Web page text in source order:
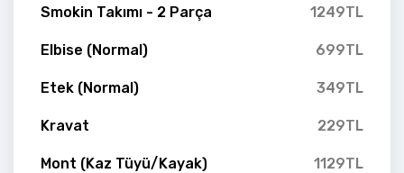
Smokin Takımı - 2 Parça 1249TL
Elbise (Normal) 699TL
Etek (Normal) 349TL
Kravat 229TL
Mont (Kaz Tüyü/Kayak) 1129TL